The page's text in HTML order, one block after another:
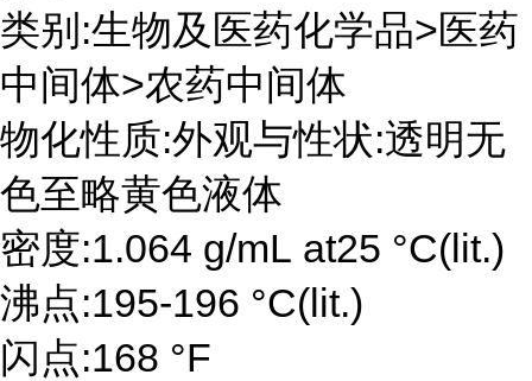
类别:生物及医药化学品>医药
中间体>农药中间体
物化性质:外观与性状:透明无
色至略黄色液体
密度:1.064 g/mL at25 °C(lit.)
沸点:195-196 °C(lit.)
闪点:168 °F